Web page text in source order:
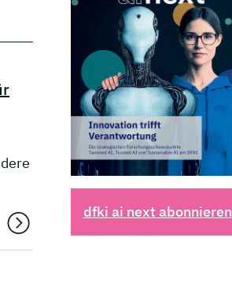
dfki ai next abonnieren